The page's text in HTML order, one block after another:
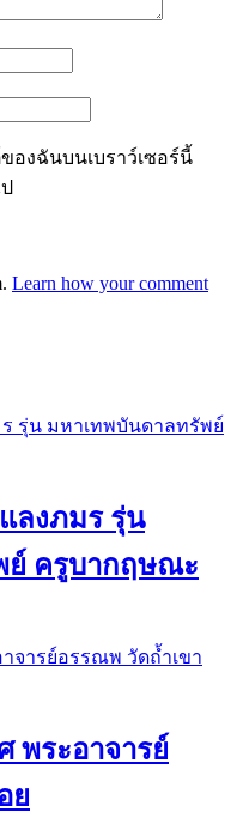
องฉันบนเบราว์เซอร์นี้
Learn how your comment
ลงภมร รุ่น
ย์ ครูบากฤษณะ
พระอาจารย์
ย